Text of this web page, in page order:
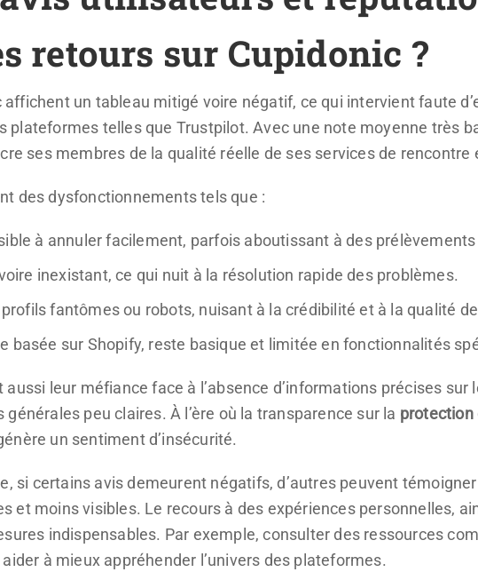
retours sur Cupidonic ?
un tableau mitigé voire négatif, ce qui intervient faute
plateformes telles que Trustpilot. Avec une note moyenne très
ses membres de la qualité réelle de ses services de rencontre
des dysfonctionnements tels que :
à annuler facilement, parfois aboutissant à des
inexistant, ce qui nuit à la résolution rapide des problèmes.
fantômes ou robots, nuisant à la crédibilité et à la qualité
basée sur Shopify, reste basique et limitée en fonctionnalités
leur méfiance face à l’absence d’informations précises sur
peu claires. À l’ère où la transparence sur la protection
un sentiment d’insécurité.
si certains avis demeurent négatifs, d’autres peuvent
et moins visibles. Le recours à des expériences personnelles,
indispensables. Par exemple, consulter des ressources
à mieux appréhender l’univers des plateformes.